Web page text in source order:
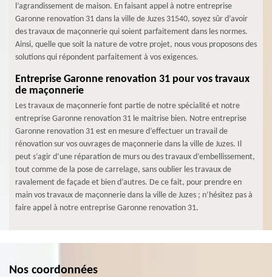
l’agrandissement de maison. En faisant appel à notre entreprise
Garonne renovation 31 dans la ville de Juzes 31540, soyez sûr d’avoir
des travaux de maçonnerie qui soient parfaitement dans les normes.
Ainsi, quelle que soit la nature de votre projet, nous vous proposons des
solutions qui répondent parfaitement à vos exigences.
Entreprise Garonne renovation 31 pour vos travaux
de maçonnerie
Les travaux de maçonnerie font partie de notre spécialité et notre
entreprise Garonne renovation 31 le maitrise bien. Notre entreprise
Garonne renovation 31 est en mesure d’effectuer un travail de
rénovation sur vos ouvrages de maçonnerie dans la ville de Juzes. Il
peut s’agir d’une réparation de murs ou des travaux d’embellissement,
tout comme de la pose de carrelage, sans oublier les travaux de
ravalement de façade et bien d’autres. De ce fait, pour prendre en
main vos travaux de maçonnerie dans la ville de Juzes ; n’hésitez pas à
faire appel à notre entreprise Garonne renovation 31.
Nos coordonnées